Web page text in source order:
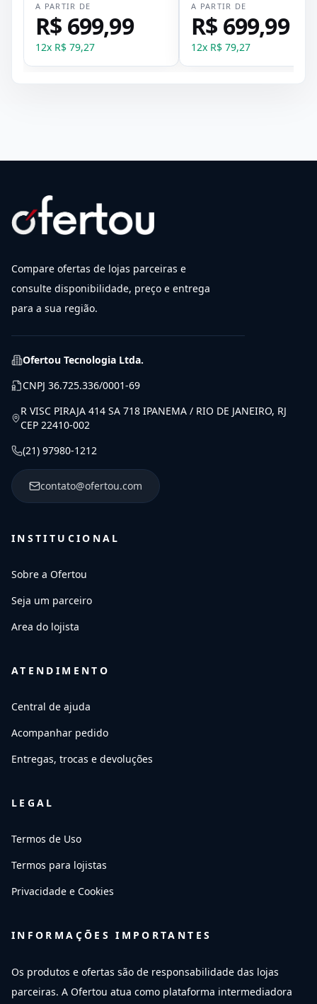
A PARTIR DE
R$ 699,99
12x R$ 79,27
A PARTIR DE
R$ 699,99
12x R$ 79,27
Compare ofertas de lojas parceiras e
consulte disponibilidade, preço e entrega
para a sua região.
Ofertou Tecnologia Ltda.
CNPJ 36.725.336/0001-69
R VISC PIRAJA 414 SA 718 IPANEMA / RIO DE JANEIRO, RJ
CEP 22410-002
(21) 97980-1212
contato@ofertou.com
INSTITUCIONAL
Sobre a Ofertou
Seja um parceiro
Area do lojista
ATENDIMENTO
Central de ajuda
Acompanhar pedido
Entregas, trocas e devoluções
LEGAL
Termos de Uso
Termos para lojistas
Privacidade e Cookies
INFORMAÇÕES IMPORTANTES
Os produtos e ofertas são de responsabilidade das lojas
parceiras. A Ofertou atua como plataforma intermediadora